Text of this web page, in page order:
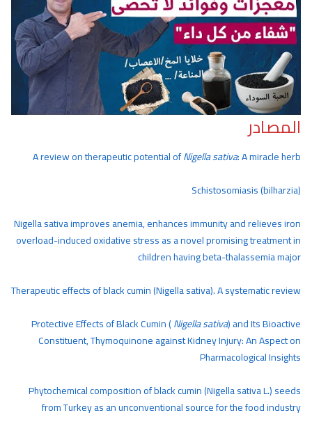
المصادر
A review on therapeutic potential ofNigella sativa: A miracle herb
Schistosomiasis (bilharzia)
Nigella sativa improves anemia, enhances immunity and relieves iron
overload-induced oxidative stress as a novel promising treatment in
children having beta-thalassemia major
Therapeutic effects of black cumin (Nigella sativa). A systematic review
Protective Effects of Black Cumin (Nigella sativa) and Its Bioactive
Constituent, Thymoquinone against Kidney Injury: An Aspect on
Pharmacological Insights
Phytochemical composition of black cumin (Nigella sativa L.) seeds
from Turkey as an unconventional source for the food industry